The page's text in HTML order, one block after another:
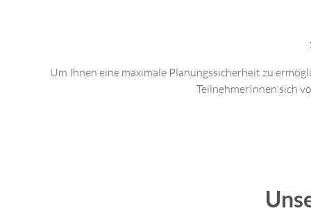
Um Ihnen eine maximale Planungssicherheit zu
TeilnehmerInnen sich